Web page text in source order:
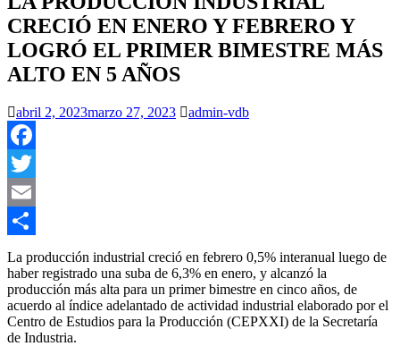
CRECIÓ EN ENERO Y FEBRERO Y
LOGRÓ EL PRIMER BIMESTRE MÁS
ALTO EN 5 AÑOS
abril 2, 2023marzo 27, 2023 admin-vdb
Facebook
Twitter
Email
Compartir
La producción industrial creció en febrero 0,5% interanual luego de
haber registrado una suba de 6,3% en enero, y alcanzó la
producción más alta para un primer bimestre en cinco años, de
acuerdo al índice adelantado de actividad industrial elaborado por el
Centro de Estudios para la Producción (CEPXXI) de la Secretaría
de Industria.